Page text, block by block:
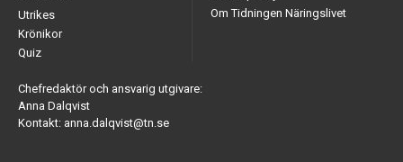
Utrikes
Krönikor
Quiz
Om Tidningen Näringslivet
Chefredaktör och ansvarig utgivare:
Anna Dalqvist
Kontakt: anna.dalqvist@tn.se